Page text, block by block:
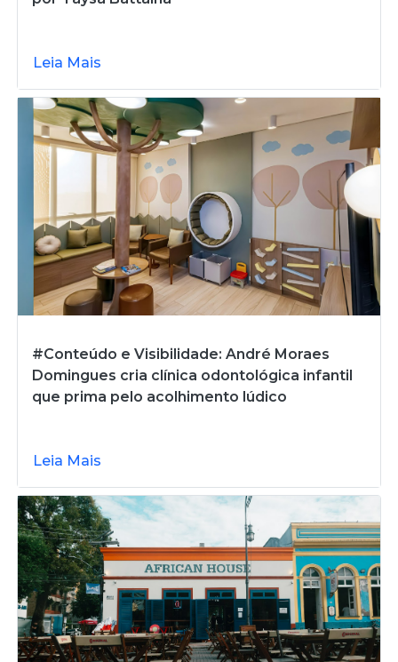
Leia Mais
#Conteúdo e Visibilidade: André Moraes
Domingues cria clínica odontológica infantil
que prima pelo acolhimento lúdico
Leia Mais